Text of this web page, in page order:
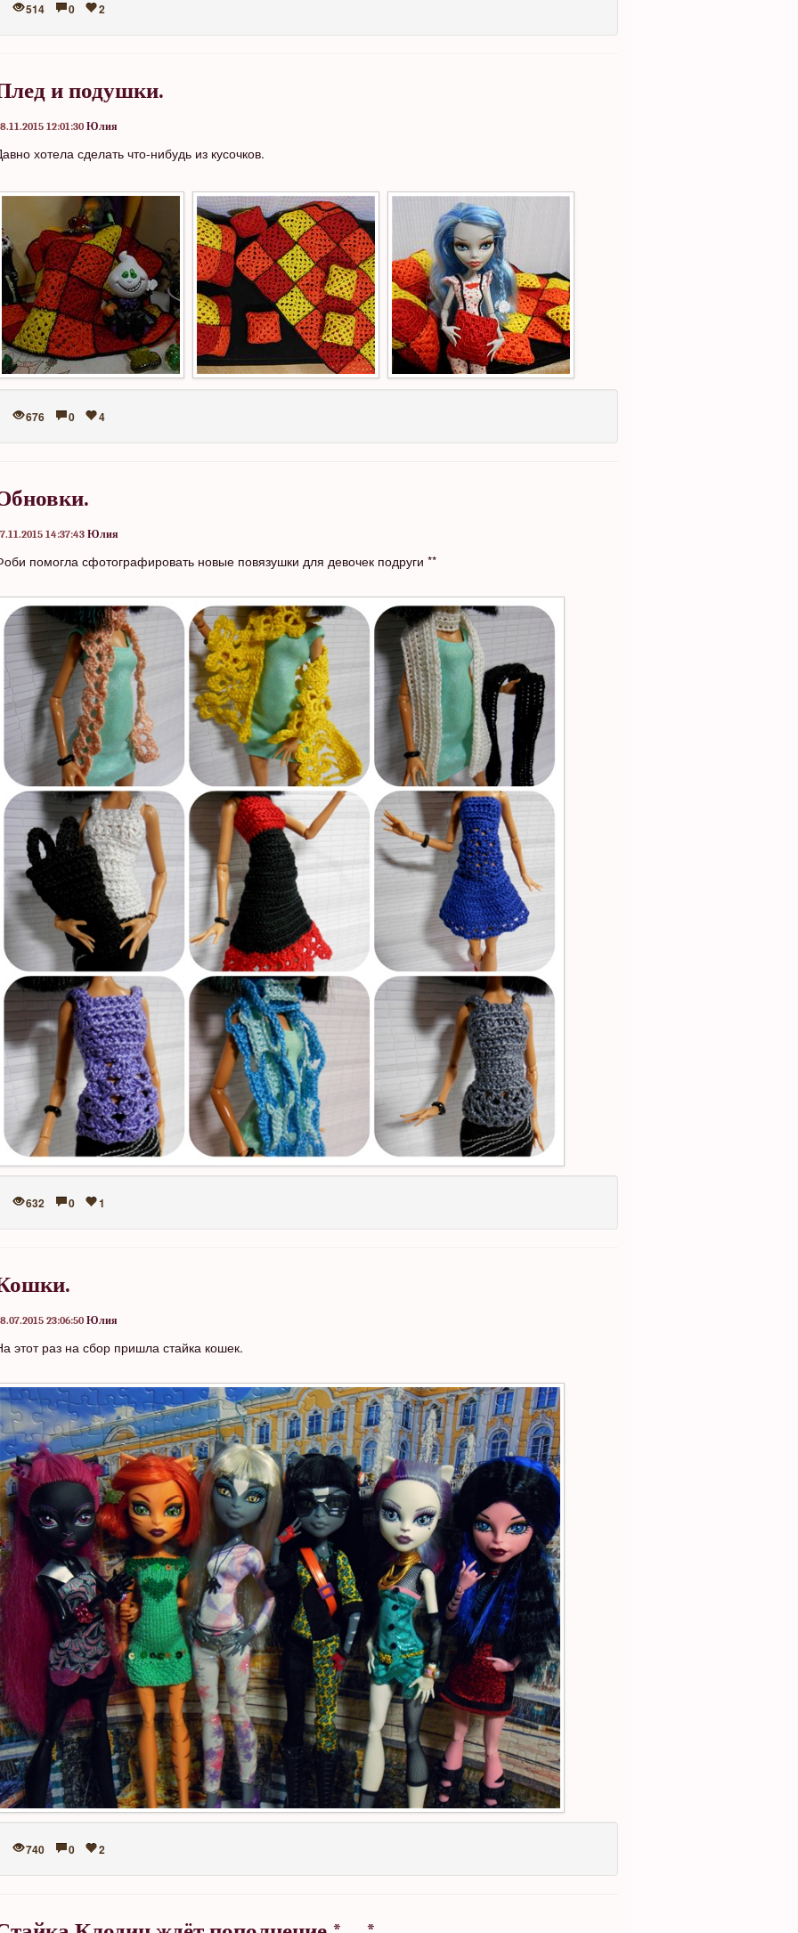
514 0 2
и подушки.
12:01:30 Юлия
хотела сделать что-нибудь из кусочков.
676 0 4
14:37:43 Юлия
помогла сфотографировать новые повязушки для девочек подруги **
632 0 1
23:06:50 Юлия
этот раз на сбор пришла стайка кошек.
740 0 2